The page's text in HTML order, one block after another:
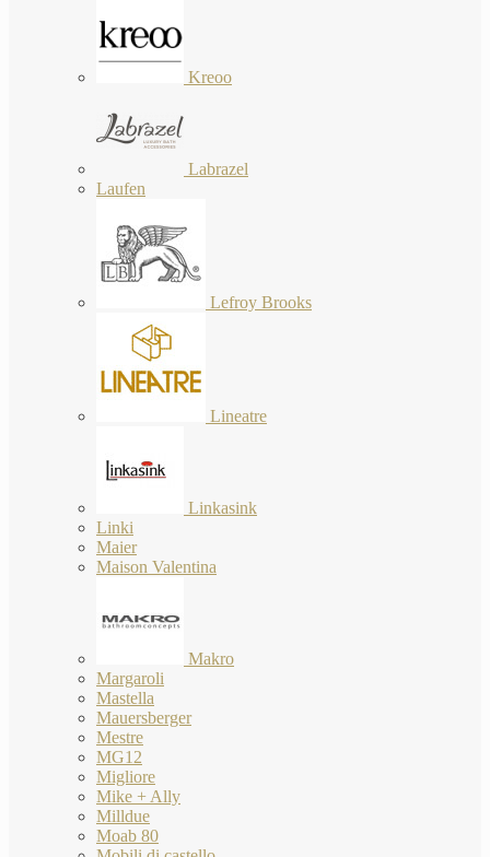
Kreoo
Labrazel
Laufen
Lefroy Brooks
Lineatre
Linkasink
Linki
Maier
Maison Valentina
Makro
Margaroli
Mastella
Mauersberger
Mestre
MG12
Migliore
Mike + Ally
Milldue
Moab 80